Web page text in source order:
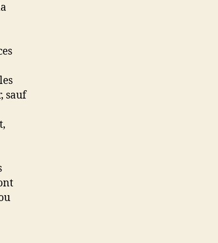
sauf